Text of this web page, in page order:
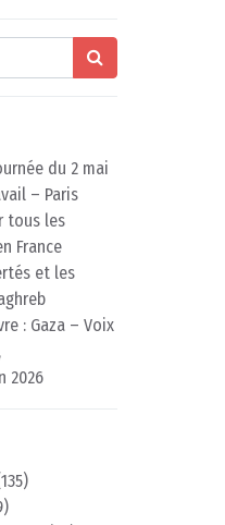
du 2 mai
– Paris
tous les
France
et les
: Gaza – Voix
2026